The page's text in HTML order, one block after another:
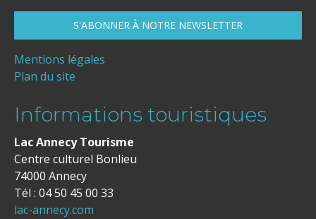
Mentions légales
Plan du site
Informations touristiques
Lac Annecy Tourisme
Centre culturel Bonlieu
74000 Annecy
Tél : 04 50 45 00 33
lac-annecy.com